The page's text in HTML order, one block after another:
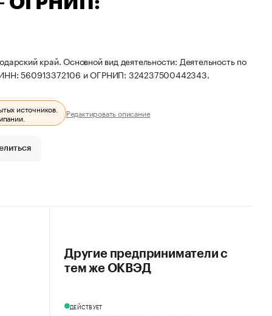
край. Основной вид деятельности: Деятельность по
ИНН: 560913372106 и ОГРНИП: 324237500442343.
источников.
Редактировать описание
Другие предприниматели с
тем же ОКВЭД
ДЕЙСТВУЕТ